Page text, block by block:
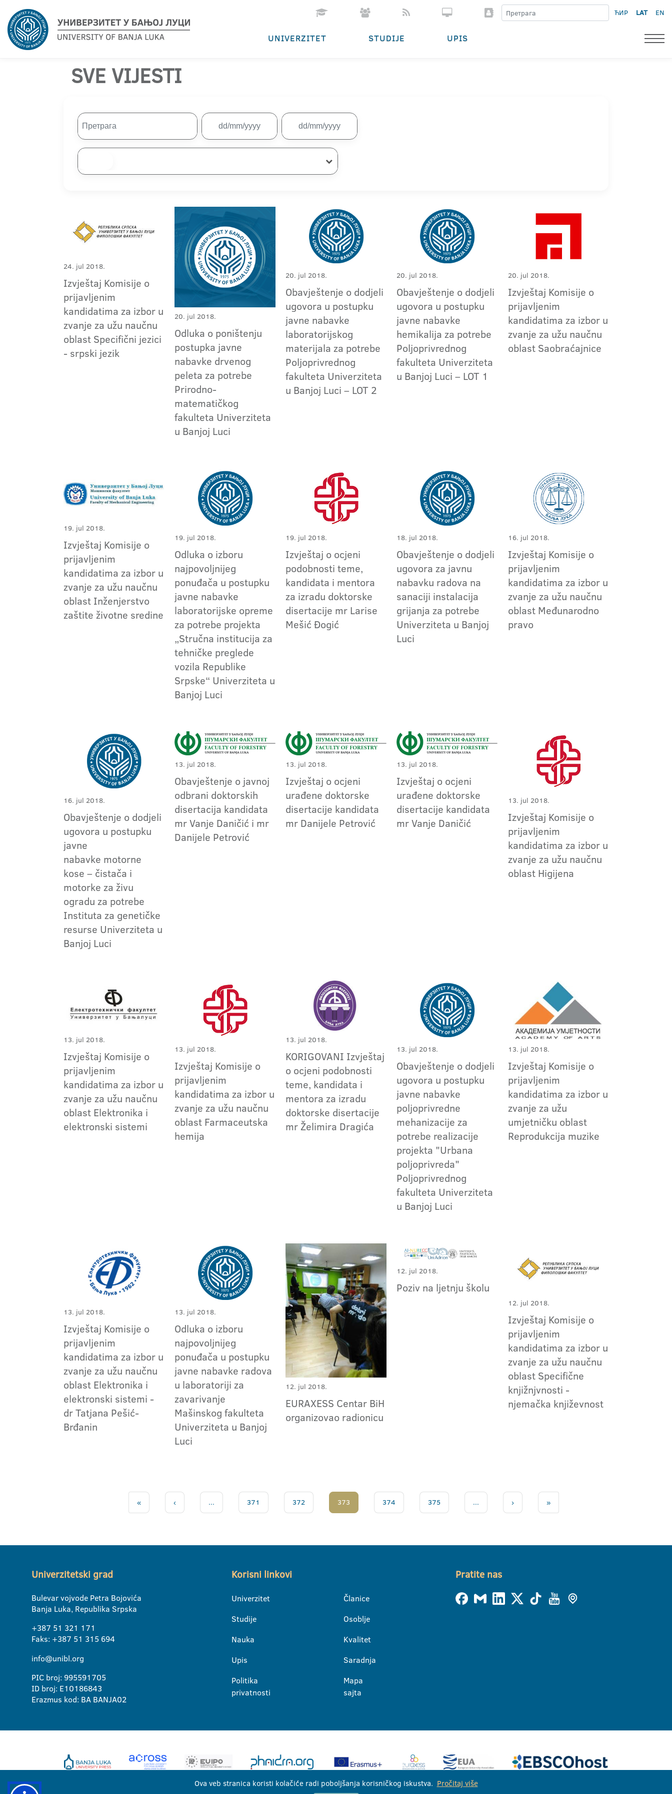
ЋИР LAT EN
UNIVERZITET STUDIJE UPIS
SVE VIJESTI
24. jul 2018.
Izvještaj Komisije o
prijavljenim
kandidatima za izbor u
zvanje za užu naučnu
oblast Specifični jezici
- srpski jezik
20. jul 2018.
Odluka o poništenju
postupka javne
nabavke drvenog
peleta za potrebe
Prirodno-
matematičkog
fakulteta Univerziteta
u Banjoj Luci
20. jul 2018.
Obavještenje o dodjeli
ugovora u postupku
javne nabavke
laboratorijskog
materijala za potrebe
Poljoprivrednog
fakulteta Univerziteta
u Banjoj Luci – LOT 2
20. jul 2018.
Obavještenje o dodjeli
ugovora u postupku
javne nabavke
hemikalija za potrebe
Poljoprivrednog
fakulteta Univerziteta
u Banjoj Luci – LOT 1
20. jul 2018.
Izvještaj Komisije o
prijavljenim
kandidatima za izbor u
zvanje za užu naučnu
oblast Saobraćajnice
19. jul 2018.
Izvještaj Komisije o
prijavljenim
kandidatima za izbor u
zvanje za užu naučnu
oblast Inženjerstvo
zaštite životne sredine
19. jul 2018.
Odluka o izboru
najpovoljnijeg
ponuđača u postupku
javne nabavke
laboratorijske opreme
za potrebe projekta
„Stručna institucija za
tehničke preglede
vozila Republike
Srpske“ Univerziteta u
Banjoj Luci
19. jul 2018.
Izvještaj o ocjeni
podobnosti teme,
kandidata i mentora
za izradu doktorske
disertacije mr Larise
Mešić Đogić
18. jul 2018.
Obavještenje o dodjeli
ugovora za javnu
nabavku radova na
sanaciji instalacija
grijanja za potrebe
Univerziteta u Banjoj
Luci
16. jul 2018.
Izvještaj Komisije o
prijavljenim
kandidatima za izbor u
zvanje za užu naučnu
oblast Međunarodno
pravo
16. jul 2018.
Obavještenje o dodjeli
ugovora u postupku
javne
nabavke motorne
kose – čistača i
motorke za živu
ogradu za potrebe
Instituta za genetičke
resurse Univerziteta u
Banjoj Luci
13. jul 2018.
Obavještenje o javnoj
odbrani doktorskih
disertacija kandidata
mr Vanje Daničić i mr
Danijele Petrović
13. jul 2018.
Izvještaj o ocjeni
urađene doktorske
disertacije kandidata
mr Danijele Petrović
13. jul 2018.
Izvještaj o ocjeni
urađene doktorske
disertacije kandidata
mr Vanje Daničić
13. jul 2018.
Izvještaj Komisije o
prijavljenim
kandidatima za izbor u
zvanje za užu naučnu
oblast Higijena
13. jul 2018.
Izvještaj Komisije o
prijavljenim
kandidatima za izbor u
zvanje za užu naučnu
oblast Elektronika i
elektronski sistemi
13. jul 2018.
Izvještaj Komisije o
prijavljenim
kandidatima za izbor u
zvanje za užu naučnu
oblast Farmaceutska
hemija
13. jul 2018.
KORIGOVANI Izvještaj
o ocjeni podobnosti
teme, kandidata i
mentora za izradu
doktorske disertacije
mr Želimira Dragića
13. jul 2018.
Obavještenje o dodjeli
ugovora u postupku
javne nabavke
poljoprivredne
mehanizacije za
potrebe realizacije
projekta "Urbana
poljoprivreda"
Poljoprivrednog
fakulteta Univerziteta
u Banjoj Luci
13. jul 2018.
Izvještaj Komisije o
prijavljenim
kandidatima za izbor u
zvanje za užu
umjetničku oblast
Reprodukcija muzike
13. jul 2018.
Izvještaj Komisije o
prijavljenim
kandidatima za izbor u
zvanje za užu naučnu
oblast Elektronika i
elektronski sistemi -
dr Tatjana Pešić-
Brđanin
13. jul 2018.
Odluka o izboru
najpovoljnijeg
ponuđača u postupku
javne nabavke radova
u laboratoriji za
zavarivanje
Mašinskog fakulteta
Univerziteta u Banjoj
Luci
12. jul 2018.
EURAXESS Centar BiH
organizovao radionicu
12. jul 2018.
Poziv na ljetnju školu
12. jul 2018.
Izvještaj Komisije o
prijavljenim
kandidatima za izbor u
zvanje za užu naučnu
oblast Specifične
knjižnjvnosti -
njemačka književnost
« ‹ ... 371 372 373 374 375 ... › »
Univerzitetski grad
Bulevar vojvode Petra Bojovića
Banja Luka, Republika Srpska
+387 51 321 171
Faks: +387 51 315 694
info@unibl.org
PIC broj: 995591705
ID broj: E10186843
Erazmus kod: BA BANJA02
Korisni linkovi
Univerzitet
Studije
Nauka
Upis
Politika
privatnosti
Članice
Osoblje
Kvalitet
Saradnja
Mapa
sajta
Pratite nas
Ova veb stranica koristi kolačiće radi poboljšanja korisničkog iskustva. Pročitaj više